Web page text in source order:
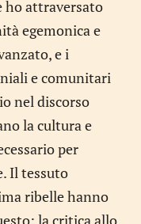
ho attraversato
egemonica e
e i
e comunitari
nel discorso
la cultura e
per
Il tessuto
ribelle hanno